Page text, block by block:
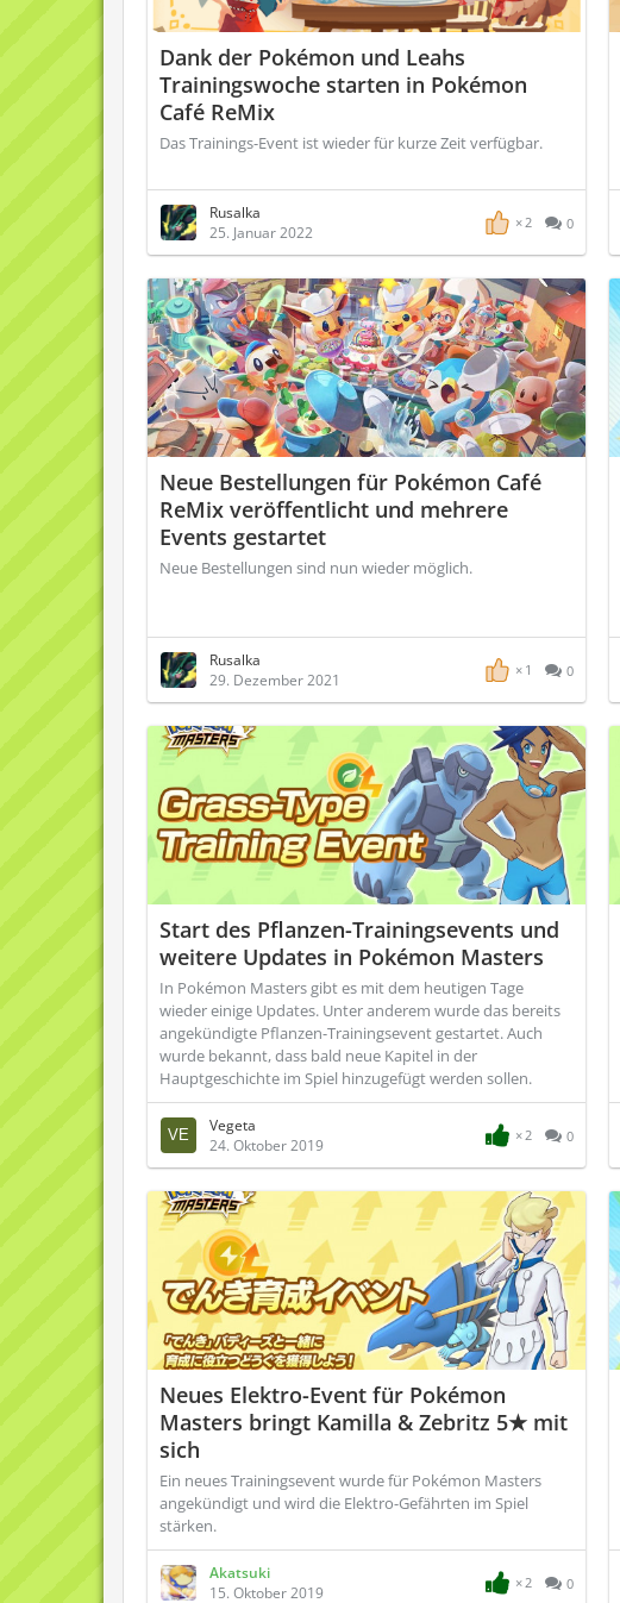
Dank der Pokémon und Leahs
Trainingswoche starten in Pokémon
Café ReMix
Das Trainings-Event ist wieder für kurze Zeit verfügbar.
Rusalka
25. Januar 2022
2 0
Neue Bestellungen für Pokémon Café
ReMix veröffentlicht und mehrere
Events gestartet
Neue Bestellungen sind nun wieder möglich.
Rusalka
29. Dezember 2021
1 0
Start des Pflanzen-Trainingsevents und
weitere Updates in Pokémon Masters
In Pokémon Masters gibt es mit dem heutigen Tage
wieder einige Updates. Unter anderem wurde das bereits
angekündigte Pflanzen-Trainingsevent gestartet. Auch
wurde bekannt, dass bald neue Kapitel in der
Hauptgeschichte im Spiel hinzugefügt werden sollen.
Vegeta
24. Oktober 2019
2 0
Neues Elektro-Event für Pokémon
Masters bringt Kamilla & Zebritz 5★ mit
sich
Ein neues Trainingsevent wurde für Pokémon Masters
angekündigt und wird die Elektro-Gefährten im Spiel
stärken.
Akatsuki
15. Oktober 2019
2 0